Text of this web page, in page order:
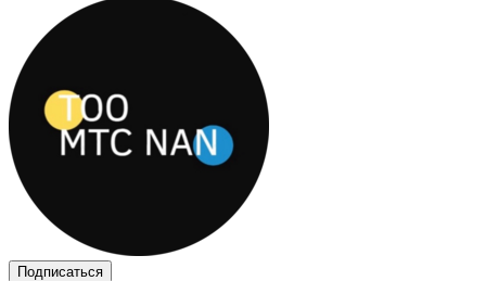
Подписаться